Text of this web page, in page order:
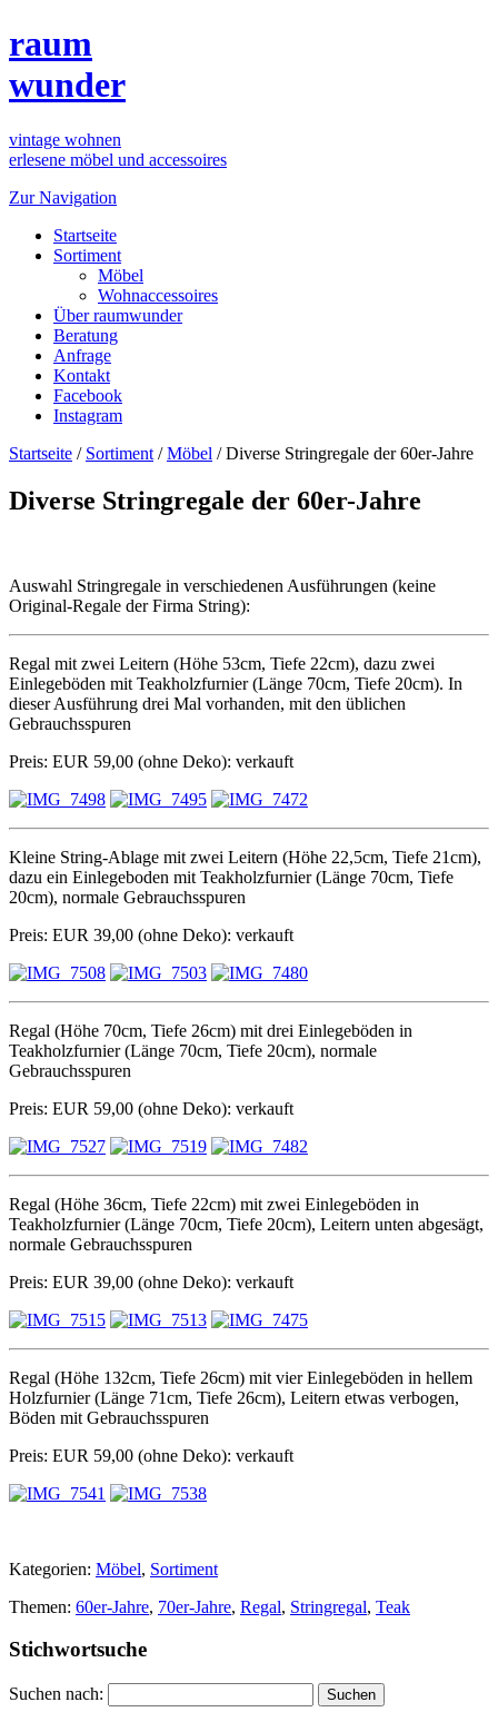
raum
wunder
vintage wohnen
erlesene möbel und accessoires
Zur Navigation
Startseite
Sortiment
Möbel
Wohnaccessoires
Über raumwunder
Beratung
Anfrage
Kontakt
Facebook
Instagram
Startseite / Sortiment /Möbel /Diverse Stringregale der 60er-Jahre
Diverse Stringregale der 60er-Jahre
Auswahl Stringregale in verschiedenen Ausführungen (keine
Original-Regale der Firma String):
Regal mit zwei Leitern (Höhe 53cm, Tiefe 22cm), dazu zwei
Einlegeböden mit Teakholzfurnier (Länge 70cm, Tiefe 20cm). In
dieser Ausführung drei Mal vorhanden, mit den üblichen
Gebrauchsspuren
Preis: EUR 59,00 (ohne Deko): verkauft
Kleine String-Ablage mit zwei Leitern (Höhe 22,5cm, Tiefe 21cm),
dazu ein Einlegeboden mit Teakholzfurnier (Länge 70cm, Tiefe
20cm), normale Gebrauchsspuren
Preis: EUR 39,00 (ohne Deko): verkauft
Regal (Höhe 70cm, Tiefe 26cm) mit drei Einlegeböden in
Teakholzfurnier (Länge 70cm, Tiefe 20cm), normale
Gebrauchsspuren
Preis: EUR 59,00 (ohne Deko): verkauft
Regal (Höhe 36cm, Tiefe 22cm) mit zwei Einlegeböden in
Teakholzfurnier (Länge 70cm, Tiefe 20cm), Leitern unten abgesägt,
normale Gebrauchsspuren
Preis: EUR 39,00 (ohne Deko): verkauft
Regal (Höhe 132cm, Tiefe 26cm) mit vier Einlegeböden in hellem
Holzfurnier (Länge 71cm, Tiefe 26cm), Leitern etwas verbogen,
Böden mit Gebrauchsspuren
Preis: EUR 59,00 (ohne Deko): verkauft
Kategorien: Möbel, Sortiment
Themen: 60er-Jahre, 70er-Jahre, Regal, Stringregal, Teak
Stichwortsuche
Suchen nach: